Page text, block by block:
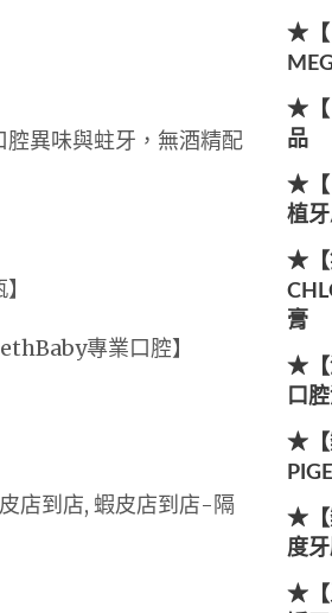
異味與蛀牙，無酒精配
專業口腔】
店到店, 蝦皮店到店-隔
★【
★【
品
★【
植
★【
膏
★【
口
★【
★【
度
★【